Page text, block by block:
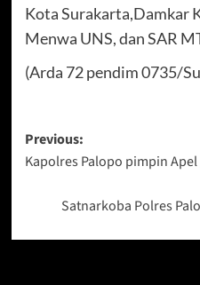
Kota Surakarta,Damkar
Menwa UNS, dan SAR
(Arda 72 pendim 0735/
Post
navigation
Previous:
Kapolres Palopo pimpin
Satnarkoba Polres